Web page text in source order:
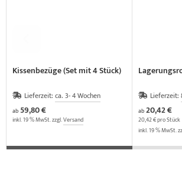
Kissenbezüge (Set mit 4 Stück)
Lieferzeit: ca. 3- 4 Wochen
ab 59,80 €
inkl. 19 % MwSt. zzgl.Versand
Lieferzeit:
ab20,42 €
20,42 € pro Stück
inkl. 19 % MwSt.